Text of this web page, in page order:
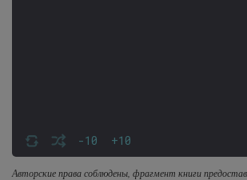
-10 +10
Авторские права соблюдены, фрагмент книги